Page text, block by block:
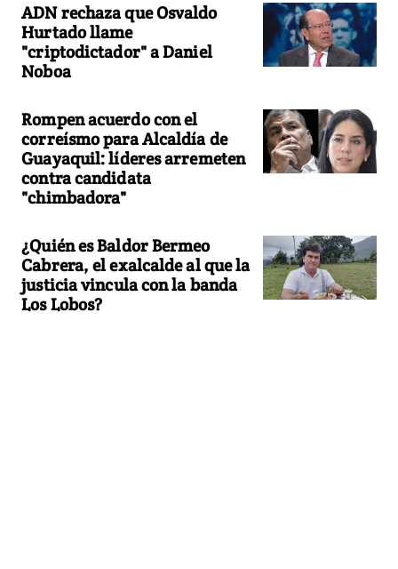
ADN rechaza que Osvaldo
Hurtado llame
"criptodictador" a Daniel
Noboa
Rompen acuerdo con el
correísmo para Alcaldía de
Guayaquil: líderes arremeten
contra candidata
"chimbadora"
¿Quién es Baldor Bermeo
Cabrera, el exalcalde al que la
justicia vincula con la banda
Los Lobos?